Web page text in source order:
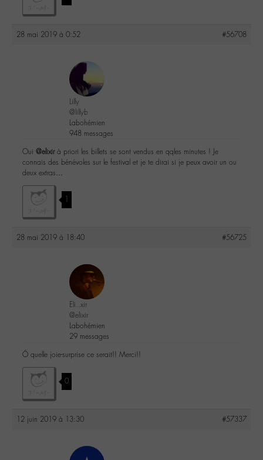
28 mai 2019 à 0:52 #56708
Lilly
@lillyb
Labohémien
948 messages
Oui @elixirà priori les billets se sont vendus en qqles minutes ! Je
connais des bénévoles sur le festival et je te dirai si je peux avoir un ou
deux extras…
1
28 mai 2019 à 18:40 #56725
Eli..xir
@elixir
Labohémien
29 messages
Ô quelle joie-surprise ce serait!! Merci!!
0
12 juin 2019 à 13:30 #57337